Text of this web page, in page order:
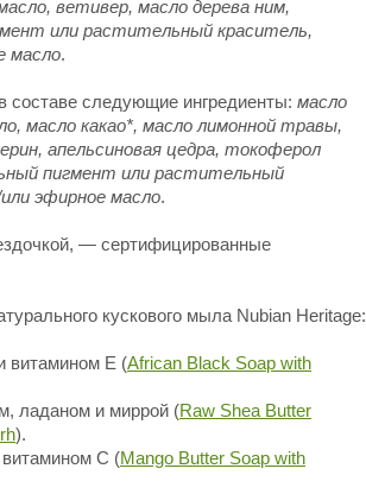
ветивер, масло дерева ним,
или растительный краситель,
масло.
составе следующие ингредиенты: масло
масло какао*, масло лимонной травы,
апельсиновая цедра, токоферол
пигмент или растительный
эфирное масло.
— сертифицированные
кускового мыла Nubian Heritage:
витамином Е (African Black Soap with
ладаном и миррой (Raw Shea Butter
).
С (Mango Butter Soap with